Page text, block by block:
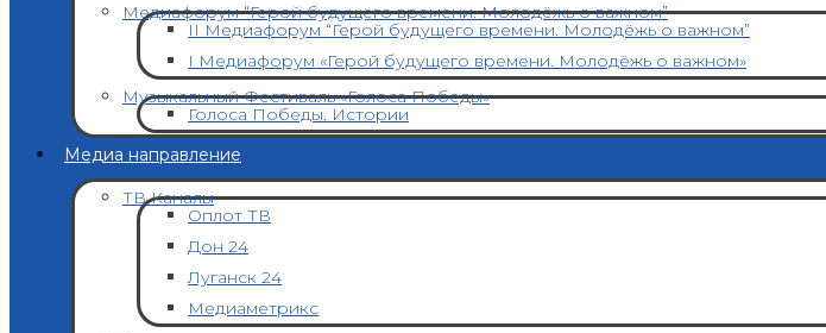
Медиафорум “Герой будущего времени. Молодёжь о важном”
II Медиафорум “Герой будущего времени. Молодёжь о важном”
I Медиафорум «Герой будущего времени. Молодёжь о важном»
Музыкальный Фестиваль «Голоса Победы»
Голоса Победы. Истории
Медиа направление
ТВ Каналы
Оплот ТВ
Дон 24
Луганск 24
Медиаметрикс